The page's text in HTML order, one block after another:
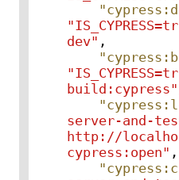
dev" ,
build:cypress"
server-and-
http://
cypress:open" ,